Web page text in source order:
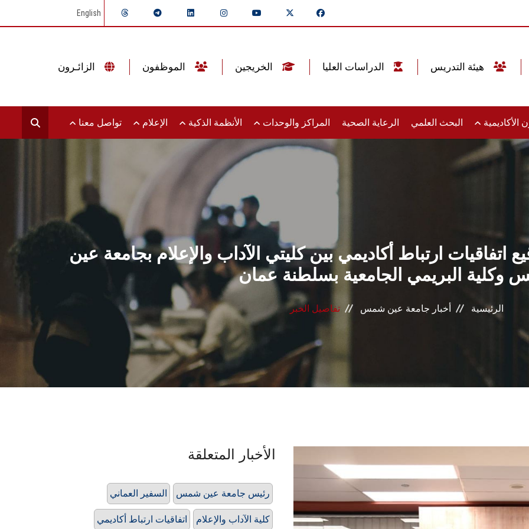
English
الأكاديمية البحث العلمي الرعاية الصحية المراكز والوحدات الأنظمة الذكية الإعلام تواصل معنا
اتفاقيات ارتباط أكاديمي بين كليتي الآداب والإعلام بجامعة عين
وكلية البريمي الجامعية بسلطنة عمان
الرئيسية أخبار جامعة عين شمس تفاصيل الخبر
الأخبار المتعلقة
السفير العماني رئيس جامعة عين شمس
اتفاقيات ارتباط أكاديمي كلية الآداب والإعلام